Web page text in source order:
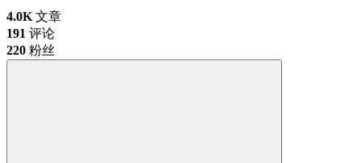
4.0K 文章
191 评论
220 粉丝